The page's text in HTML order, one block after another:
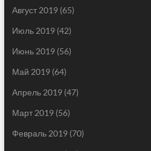
Август 2019(65)
Июль 2019(42)
Июнь 2019(56)
Май 2019(64)
Апрель 2019(47)
Март 2019(56)
Февраль 2019(70)